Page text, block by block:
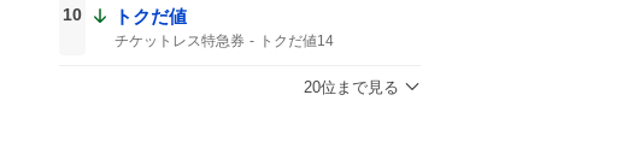
10 トクだ値
チケットレス特急券
トクだ値14
JR東
20位まで見る